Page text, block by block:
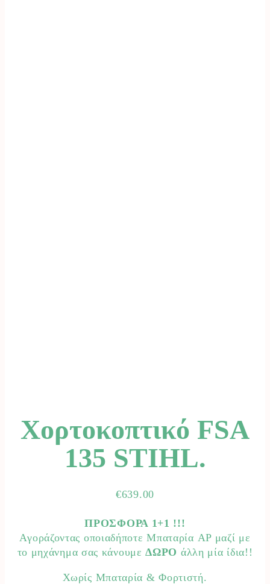
Χορτοκοπτικό FSA
135 STIHL.
€639.00
ΠΡΟΣΦΟΡΑ 1+1 !!!
Αγοράζοντας οποιαδήποτε Μπαταρία AP μαζί με
το μηχάνημα σας κάνουμεΔΩΡΟ άλλη μία ίδια!!
Χωρίς Μπαταρία & Φορτιστή.